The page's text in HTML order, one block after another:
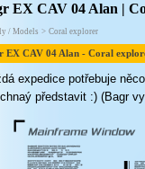
EX CAV 04 Alan |
/ Models > Coral explorer
EX CAV 04 Alan - Coral
expedice potřebuje
představit :) (Bagr